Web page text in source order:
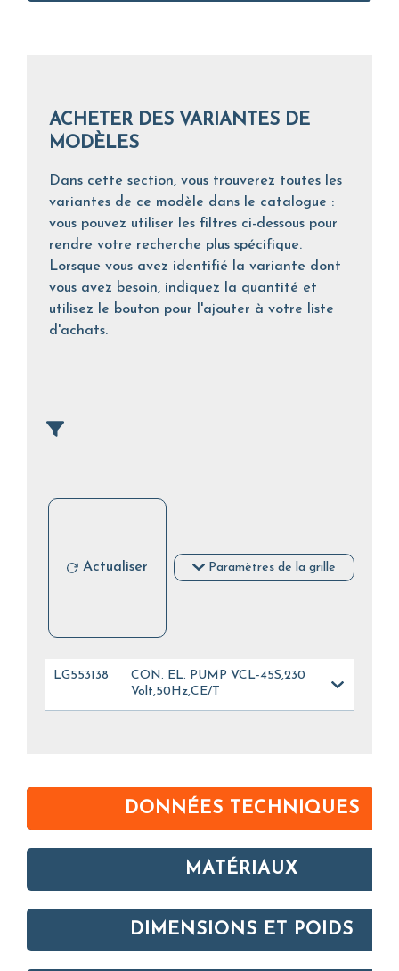
ACHETER DES VARIANTES DE
MODÈLES
Dans cette section, vous trouverez toutes les
variantes de ce modèle dans le catalogue :
vous pouvez utiliser les filtres ci-dessous pour
rendre votre recherche plus spécifique.
Lorsque vous avez identifié la variante dont
vous avez besoin, indiquez la quantité et
utilisez le bouton pour l'ajouter à votre liste
d'achats.
Actualiser Paramètres de la grille
LG553138
CON. EL. PUMP VCL-45S,230
Volt,50Hz,CE/T
DONNÉES TECHNIQUES
MATÉRIAUX
DIMENSIONS ET POIDS